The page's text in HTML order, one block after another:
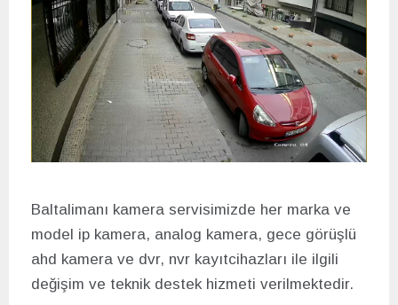
Baltalimanı kamera servisimizde her marka ve
model ip kamera, analog kamera, gece görüşlü
ahd kamera ve dvr, nvr kayıtcihazları ile ilgili
değişim ve teknik destek hizmeti verilmektedir.